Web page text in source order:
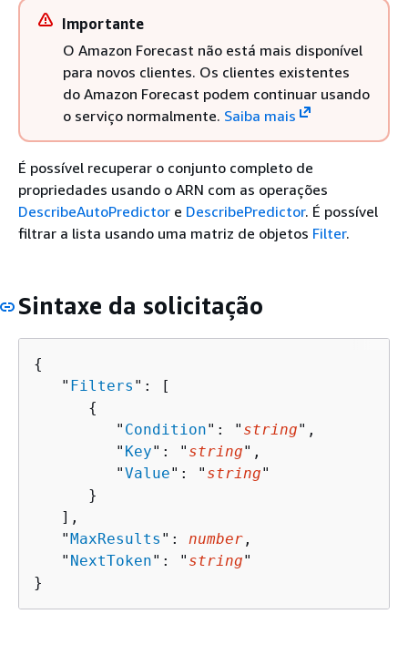
Importante
O Amazon Forecast não está mais disponível
para novos clientes. Os clientes existentes
do Amazon Forecast podem continuar usando
o serviço normalmente. Saiba mais
É possível recuperar o conjunto completo de
propriedades usando o ARN com as operações
DescribeAutoPredictor e DescribePredictor. É possível
filtrar a lista usando uma matriz de objetos Filter.
Sintaxe da solicitação
{
   "
Filters ": [
{
         "
Condition": " string",
         "
Key": " string",
         "
Value": " string"
      }
   ],
   "
MaxResults ": number ,
   "
NextToken": " string"
}